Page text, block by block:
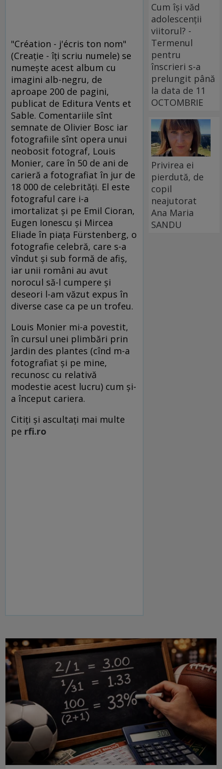
"Création - j'écris ton nom"
(Creaţie - îţi scriu numele) se
numeşte acest album cu
imagini alb-negru, de
aproape 200 de pagini,
publicat de Editura Vents et
Sable. Comentariile sînt
semnate de Olivier Bosc iar
fotografiile sînt opera unui
neobosit fotograf, Louis
Monier, care în 50 de ani de
carieră a fotografiat în jur de
18 000 de celebrităţi. El este
fotograful care i-a
imortalizat şi pe Emil Cioran,
Eugen Ionescu şi Mircea
Eliade în piaţa Fürstenberg, o
fotografie celebră, care s-a
vîndut şi sub formă de afiş,
iar unii români au avut
norocul să-l cumpere şi
deseori l-am văzut expus în
diverse case ca pe un trofeu.
Louis Monier mi-a povestit,
în cursul unei plimbări prin
Jardin des plantes (cînd m-a
fotografiat şi pe mine,
recunosc cu relativă
modestie acest lucru) cum şi-
a început cariera.
Citiţi şi ascultaţi mai multe
pe rfi.ro
Cum își văd
adolescenții
viitorul? -
Termenul
pentru
înscrieri s-a
prelungit până
la data de 11
OCTOMBRIE
Privirea ei
pierdută, de
copil
neajutorat
Ana Maria
SANDU